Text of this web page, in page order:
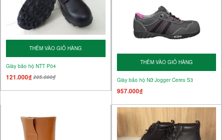
THÊM VÀO GIỎ HÀNG
Giày bảo hộ NTT P04
121.000₫ 205.000₫
THÊM VÀO GIỎ HÀNG
Giày bảo hộ Nữ Jogger Ceres S3
957.000₫